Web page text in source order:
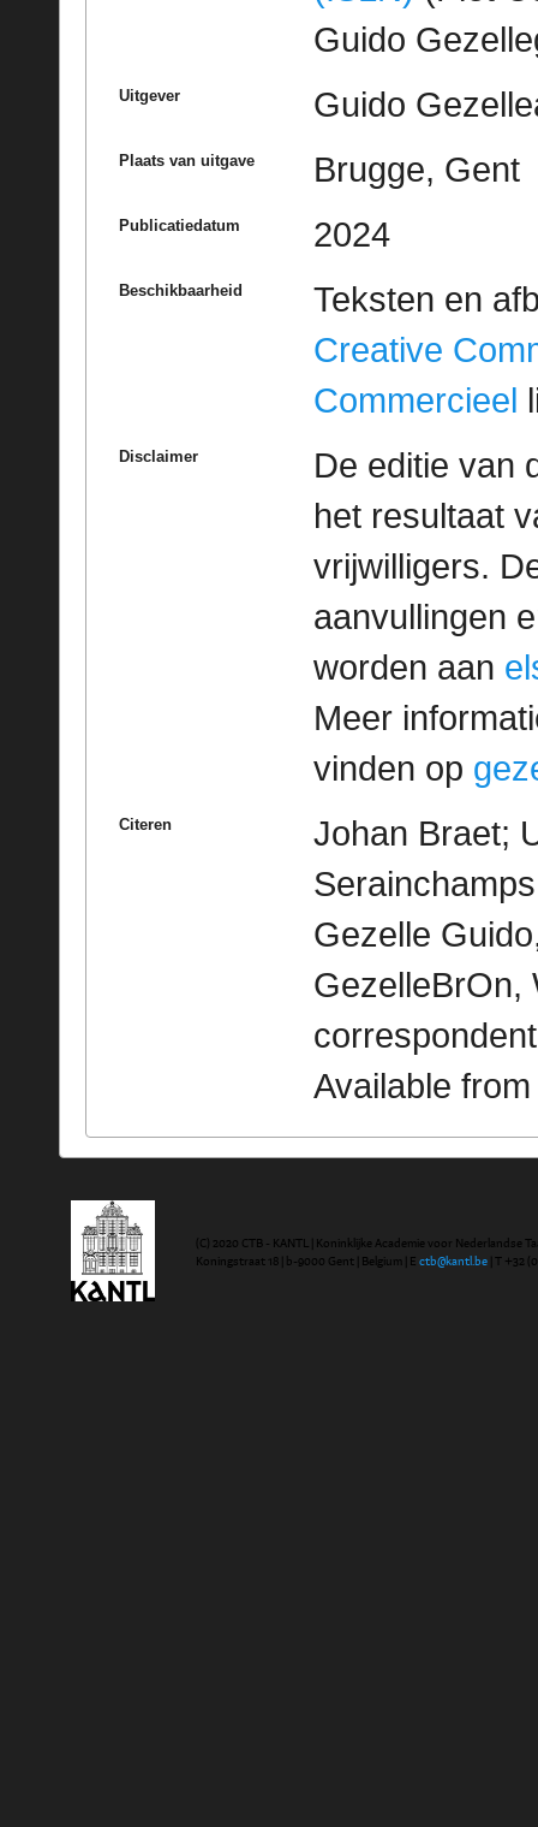
Guido
Uitgever Guido
Plaats van uitgave Brugge, Gent
Publicatiedatum 2024
Beschikbaarheid
Teksten en
Creative
Commercieel
Disclaimer
De editie van
het resultaat
vrijwilligers.
aanvullingen
worden aan
Meer
vinden op
Citeren
Johan Braet;
Gezelle
GezelleBrOn,
Available
(C) 2020 CTB - KANTL | Koninklijke Academie voor Nederlandse
Koningstraat 18 | b-9000 Gent | Belgium | E ctb@kantl.be | T +32